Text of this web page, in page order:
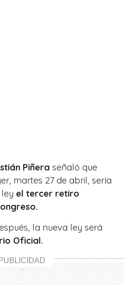
Piñera señaló que
martes 27 de abril, sería
el tercer retiro
la nueva ley será
Oficial.